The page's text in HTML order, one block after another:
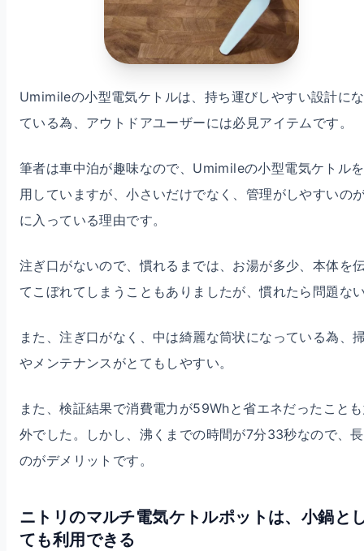
Umimileの小型電気ケトルは、持ち運びしやすい設計に
ている為、アウトドアユーザーには必見アイテムです。
筆者は車中泊が趣味なので、Umimileの小型電気ケトル
用していますが、小さいだけでなく、管理がしやすいの
に入っている理由です。
注ぎ口がないので、慣れるまでは、お湯が多少、本体を
てこぼれてしまうこともありましたが、慣れたら問題な
また、注ぎ口がなく、中は綺麗な筒状になっている為、
やメンテナンスがとてもしやすい。
また、検証結果で消費電力が59Whと省エネだったこと
外でした。しかし、沸くまでの時間が7分33秒なので、
のがデメリットです。
ニトリのマルチ電気ケトルポットは、小鍋と
ても利用できる